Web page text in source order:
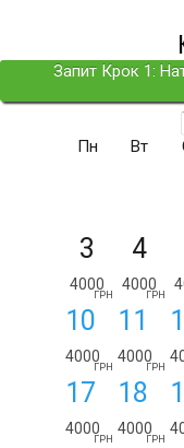
Запит Крок 1:
Пн Вт
3
4000
ГРН
4
4000
ГРН
10
4000
ГРН
11
4000
ГРН
17
4000
ГРН
18
4000
ГРН